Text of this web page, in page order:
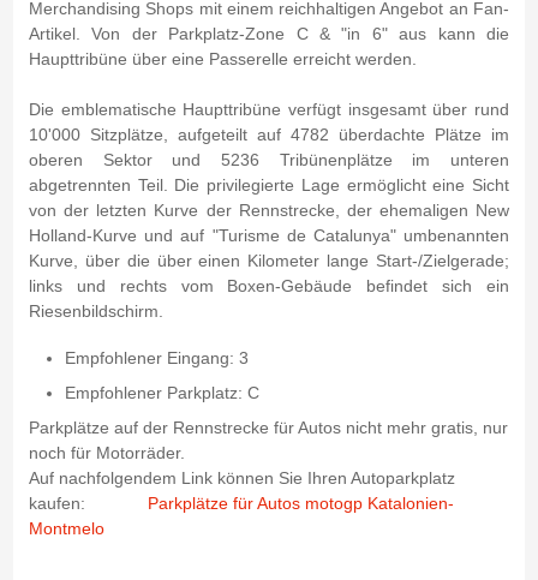
Merchandising Shops mit einem reichhaltigen Angebot an Fan-
Artikel. Von der Parkplatz-Zone C & "in 6" aus kann die
Haupttribüne über eine Passerelle erreicht werden.
Die emblematische Haupttribüne verfügt insgesamt über rund
10'000 Sitzplätze, aufgeteilt auf 4782 überdachte Plätze im
oberen Sektor und 5236 Tribünenplätze im unteren
abgetrennten Teil. Die privilegierte Lage ermöglicht eine Sicht
von der letzten Kurve der Rennstrecke, der ehemaligen New
Holland-Kurve und auf "Turisme de Catalunya" umbenannten
Kurve, über die über einen Kilometer lange Start-/Zielgerade;
links und rechts vom Boxen-Gebäude befindet sich ein
Riesenbildschirm.
Empfohlener Eingang: 3
Empfohlener Parkplatz: C
Parkplätze auf der Rennstrecke für Autos nicht mehr gratis, nur
noch für Motorräder.
Auf nachfolgendem Link können Sie Ihren Autoparkplatz
kaufen: Parkplätze für Autos motogp Katalonien-
Montmelo